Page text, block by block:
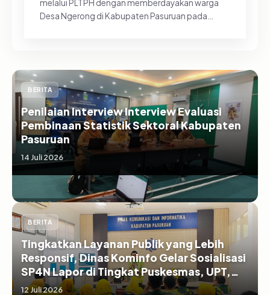
melalui PLTPH dengan memberdayakan warga
Desa Ngerong di Kabupaten Pasuruan pada
BERITA
Penilaian Interview Interview Evaluasi
Pembinaan Statistik Sektoral Kabupaten
Pasuruan
14 Juli 2026
BERITA
Tingkatkan Layanan Publik yang Lebih
Responsif, Dinas Kominfo Gelar Sosialisasi
SP4N Lapor di Tingkat Puskesmas, UPT,
serta SD/SMP di Kabupaten Pasuruan
12 Juli 2026